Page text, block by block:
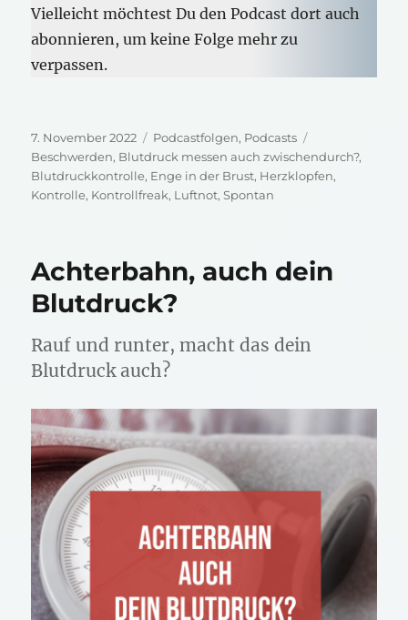
Vielleicht möchtest Du den Podcast dort auch
abonnieren, um keine Folge mehr zu
verpassen.
Veröffentlicht
am
7. November 2022 Kategorien
Podcastfolgen, Podcasts
Beschwerden, Blutdruck messen auch zwischendurch?,
Blutdruckkontrolle, Enge in der Brust, Herzklopfen,
Kontrolle, Kontrollfreak, Luftnot,Spontan
Achterbahn, auch dein
Blutdruck?
Rauf und runter, macht das dein
Blutdruck auch?